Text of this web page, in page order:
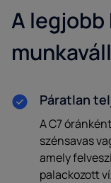
A
Páratlan
A C7
szénsavas
amely
palackozott